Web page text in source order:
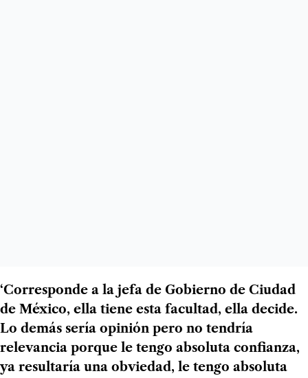
‘Corresponde a la jefa de Gobierno de Ciudad
de México, ella tiene esta facultad, ella decide.
Lo demás sería opinión pero no tendría
relevancia porque le tengo absoluta confianza,
ya resultaría una obviedad, le tengo absoluta